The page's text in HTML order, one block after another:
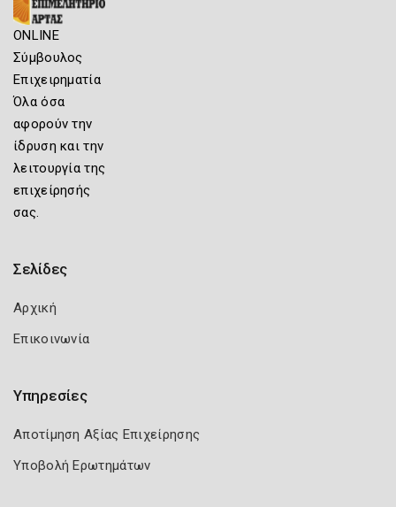
ONLINE
Σύμβουλος
Επιχειρηματία
Όλα όσα
αφορούν την
ίδρυση και την
λειτουργία της
επιχείρησής
σας.
Σελίδες
Αρχική
Επικοινωνία
Υπηρεσίες
Αποτίμηση Αξίας Επιχείρησης
Υποβολή Ερωτημάτων